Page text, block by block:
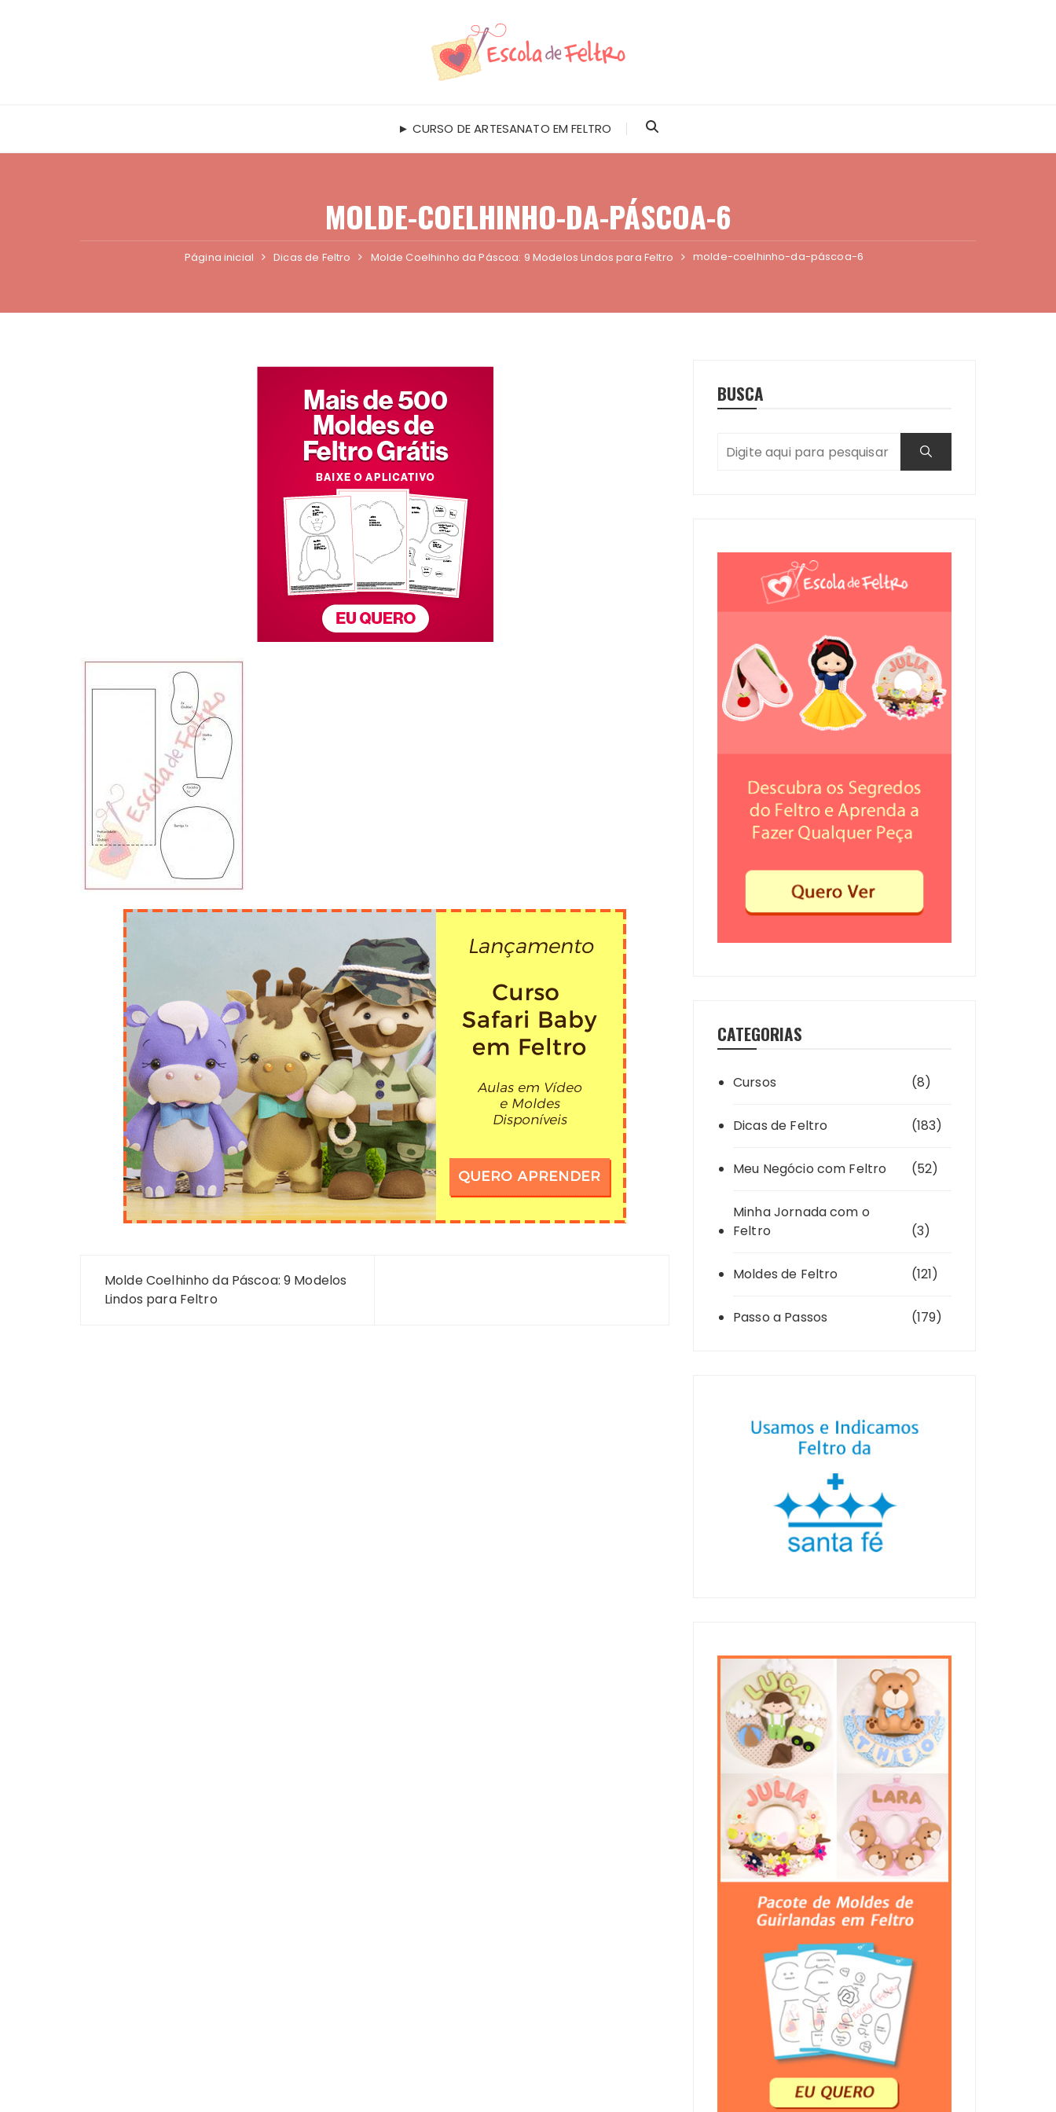
► CURSO DE ARTESANATO EM FELTRO
MOLDE-COELHINHO-DA-PÁSCOA-6
Página inicial Dicas de Feltro Molde Coelhinho da Páscoa: 9 Modelos Lindos para Feltro molde-coelhinho-da-páscoa-6
Navegação
deMolde Coelhinho da Páscoa: 9 Modelos
Lindos para Feltro
BUSCA
CATEGORIAS
Cursos (8)
Dicas de Feltro (183)
Meu Negócio com Feltro (52)
Minha Jornada com o
Feltro
(3)
Moldes de Feltro (121)
Passo a Passos (179)